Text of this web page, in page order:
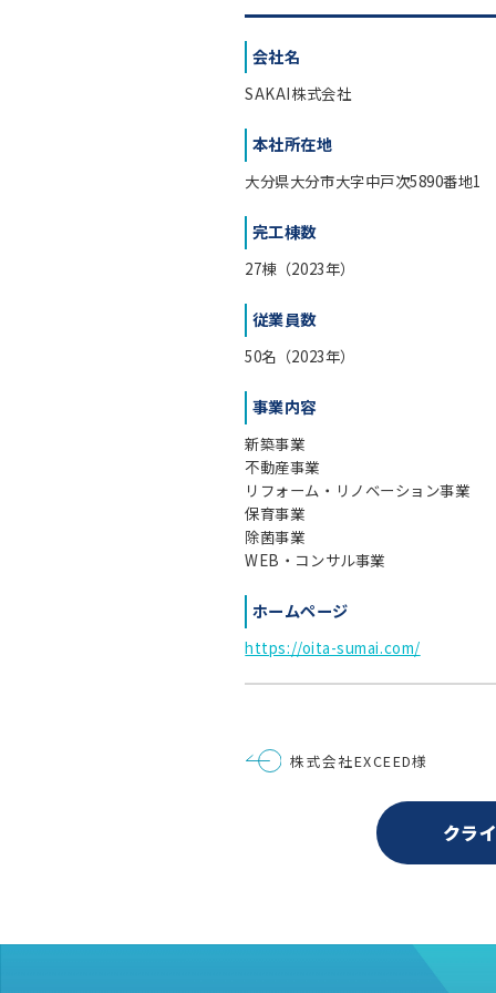
会社名
SAKAI株式会社
本社所在地
大分県大分市大字中戸次5890番地1
完工棟数
27棟（2023年）
従業員数
50名（2023年）
事業内容
新築事業
不動産事業
リフォーム・リノベーション事業
保育事業
除菌事業
WEB・コンサル事業
ホームページ
https://oita-sumai.com/
投
稿 株式会社EXCEED様
クラ